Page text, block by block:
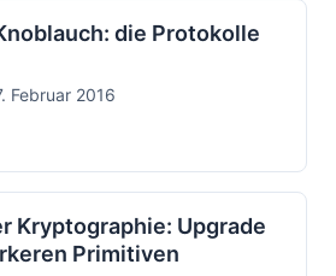
die Protokolle
Februar 2016
Kryptographie: Upgrade
Primitiven